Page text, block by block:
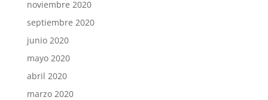
noviembre 2020
septiembre 2020
junio 2020
mayo 2020
abril 2020
marzo 2020